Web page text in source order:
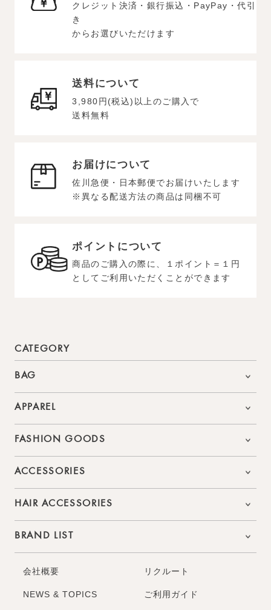
クレジット決済・銀行振込・PayPay・代引
き
からお選びいただけます
送料について
3,980円(税込)以上のご購入で
送料無料
お届けについて
佐川急便・日本郵便でお届けいたします
※異なる配送方法の商品は同梱不可
ポイントについて
商品のご購入の際に、１ポイント＝１円
としてご利用いただくことができます
CATEGORY
BAG
APPAREL
FASHION GOODS
ACCESSORIES
HAIR ACCESSORIES
BRAND LIST
会社概要 リクルート
NEWS & TOPICS ご利用ガイド